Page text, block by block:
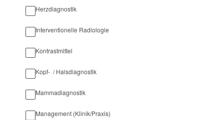
Herzdiagnostik
Interventionelle Radiologie
Kontrastmittel
Kopf- / Halsdiagnostik
Mammadiagnostik
Management (Klinik/Praxis)